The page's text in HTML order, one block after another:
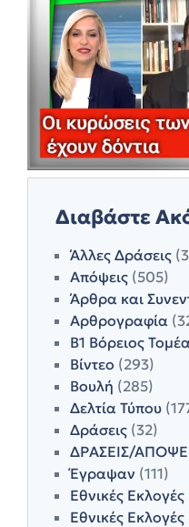
Διαβάστε
Άλλες Δράσεις
Απόψεις (505)
Άρθρα και
Αρθρογραφία
Β1 Βόρειος
Βίντεο (293)
Βουλή (285)
Δελτία Τύπου
Δράσεις (32)
ΔΡΑΣΕΙΣ/
Έγραψαν (111)
Εθνικές Εκλογές
Εθνικές